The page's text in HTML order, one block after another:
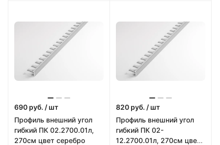
690 руб. / шт
Профиль внешний угол
гибкий ПК 02.2700.01л,
270см цвет серебро
820 руб. / шт
Профиль внешний угол
гибкий ПК 02-
12.2700.01л, 270см цвет